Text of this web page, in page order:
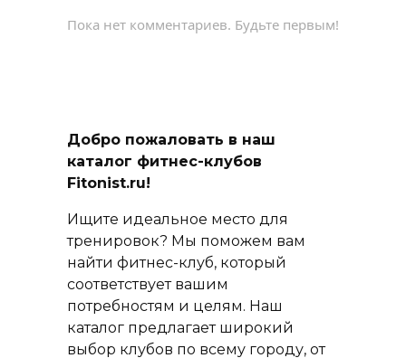
Пока нет комментариев. Будьте первым!
Добро пожаловать в наш
каталог фитнес-клубов
Fitonist.ru!
Ищите идеальное место для
тренировок? Мы поможем вам
найти фитнес-клуб, который
соответствует вашим
потребностям и целям. Наш
каталог предлагает широкий
выбор клубов по всему городу, от